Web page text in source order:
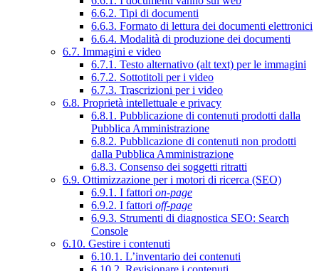
6.6.2. Tipi di documenti
6.6.3. Formato di lettura dei documenti elettronici
6.6.4. Modalità di produzione dei documenti
6.7. Immagini e video
6.7.1. Testo alternativo (alt text) per le immagini
6.7.2. Sottotitoli per i video
6.7.3. Trascrizioni per i video
6.8. Proprietà intellettuale e privacy
6.8.1. Pubblicazione di contenuti prodotti dalla
Pubblica Amministrazione
6.8.2. Pubblicazione di contenuti non prodotti
dalla Pubblica Amministrazione
6.8.3. Consenso dei soggetti ritratti
6.9. Ottimizzazione per i motori di ricerca (SEO)
6.9.1. I fattori on-page
6.9.2. I fattori off-page
6.9.3. Strumenti di diagnostica SEO: Search
Console
6.10. Gestire i contenuti
6.10.1. L’inventario dei contenuti